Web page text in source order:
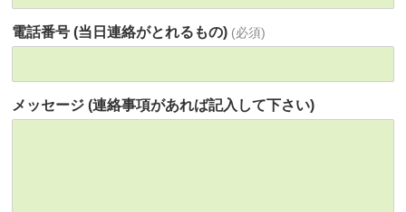
電話番号 (当日連絡がとれるもの) (必須)
メッセージ (連絡事項があれば記入して下さい)